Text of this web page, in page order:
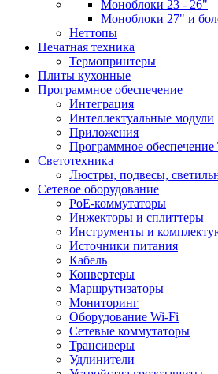
Моноблоки 23 - 26"
Моноблоки 27" и
Неттопы
Печатная техника
Термопринтеры
Плиты кухонные
Программное обеспечение
Интеграция
Интеллектуальные модули
Приложения
Программное обеспечение
Светотехника
Люстры, подвесы,
Сетевое оборудование
PoE-коммутаторы
Инжекторы и сплиттеры
Инструменты и
Источники питания
Кабель
Конвертеры
Маршрутизаторы
Мониторинг
Оборудование Wi-Fi
Сетевые коммутаторы
Трансиверы
Удлинители